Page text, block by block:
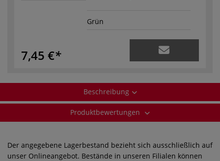
Grün
7,45 €
Beschreibung
Produktbewertungen
Der angegebene Lagerbestand bezieht sich ausschließlich auf
unser Onlineangebot. Bestände in unseren Filialen können